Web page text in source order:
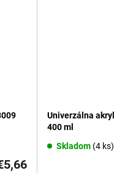
Univerzálna
400 ml
Skladom (4 ks)